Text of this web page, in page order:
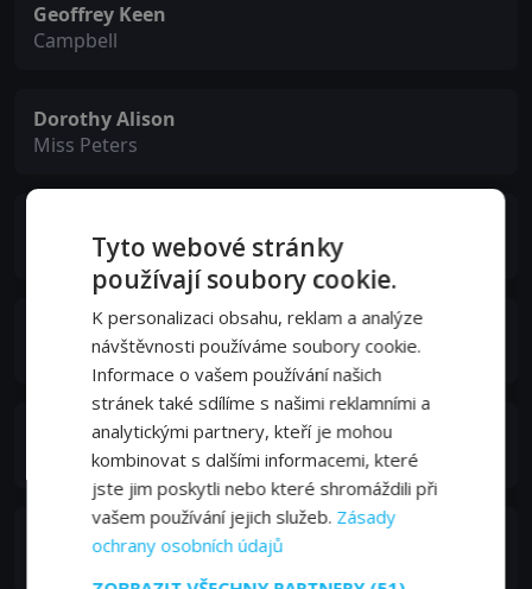
Geoffrey Keen
Campbell
Dorothy Alison
Miss Peters
The Reporter
Meg Buchanan
Mark Dignam
The Laird
Jameson Clark
Tyto webové stránky
používají soubory cookie.
K personalizaci obsahu, reklam a analýze
návštěvnosti používáme soubory cookie.
Informace o vašem používání našich
stránek také sdílíme s našimi reklamními a
analytickými partnery, kteří je mohou
kombinovat s dalšími informacemi, které
jste jim poskytli nebo které shromáždili při
vašem používání jejich služeb. Zásady
ochrany osobních údajů